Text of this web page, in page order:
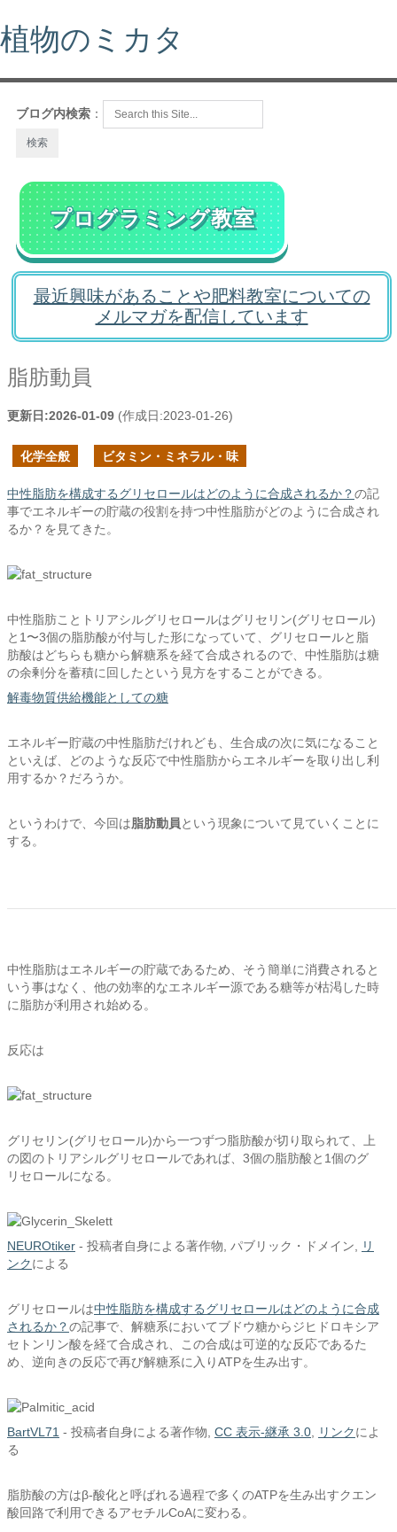
植物のミカタ
ブログ内検索 ：
プログラミング教室
最近興味があることや肥料教室についての
メルマガを配信しています
脂肪動員
更新日:2026-01-09 (作成日:2023-01-26)
化学全般 ビタミン・ミネラル・味
中性脂肪を構成するグリセロールはどのように合成されるか？の記
事でエネルギーの貯蔵の役割を持つ中性脂肪がどのように合成され
るか？を見てきた。
中性脂肪ことトリアシルグリセロールはグリセリン(グリセロール)
と1〜3個の脂肪酸が付与した形になっていて、グリセロールと脂
肪酸はどちらも糖から解糖系を経て合成されるので、中性脂肪は糖
の余剰分を蓄積に回したという見方をすることができる。
解毒物質供給機能としての糖
エネルギー貯蔵の中性脂肪だけれども、生合成の次に気になること
といえば、どのような反応で中性脂肪からエネルギーを取り出し利
用するか？だろうか。
というわけで、今回は脂肪動員という現象について見ていくことに
する。
中性脂肪はエネルギーの貯蔵であるため、そう簡単に消費されると
いう事はなく、他の効率的なエネルギー源である糖等が枯渇した時
に脂肪が利用され始める。
反応は
グリセリン(グリセロール)から一つずつ脂肪酸が切り取られて、上
の図のトリアシルグリセロールであれば、3個の脂肪酸と1個のグ
リセロールになる。
NEUROtiker - 投稿者自身による著作物 , パブリック・ドメイン,
リ
ンクによる
グリセロールは中性脂肪を構成するグリセロールはどのように合成
されるか？の記事で、解糖系においてブドウ糖からジヒドロキシア
セトンリン酸を経て合成され、この合成は可逆的な反応であるた
め、逆向きの反応で再び解糖系に入りATPを生み出す。
BartVL71 - 投稿者自身による著作物 CC 表示-継承 3.0 リンクによ
る
脂肪酸の方はβ-酸化と呼ばれる過程で多くのATPを生み出すクエン
酸回路で利用できるアセチルCoAに変わる。